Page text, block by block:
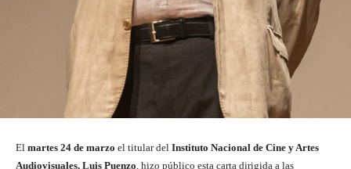
El martes 24 de marzo el titular del Instituto Nacional de Cine y Artes
Audiovisuales, Luis Puenzo, hizo público esta carta dirigida a las